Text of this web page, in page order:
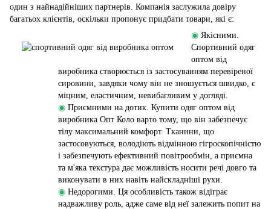
один з найнадійніших партнерів. Компанія заслужила довіру
багатьох клієнтів, оскільки пропонує придбати товари, які є:
◉ Якісними.
Спортивний одяг
оптом від
виробника створюється із застосуванням перевіреної
сировини, завдяки чому він не зношується швидко, є
міцним, еластичним, невибагливим у догляді.
◉ Приємними на дотик. Купити одяг оптом від
виробника Опт Коло варто тому, що він забезпечує
тілу максимальний комфорт. Тканини, що
застосовуються, володіють відмінною гігроскопічністю
і забезпечують ефективний повітрообмін, а приємна
та м'яка текстура дає можливість носити речі довго та
виконувати в них навіть найскладніші рухи.
◉ Недорогими. Ця особливість також відіграє
надважливу роль, адже саме від неї залежить попит на